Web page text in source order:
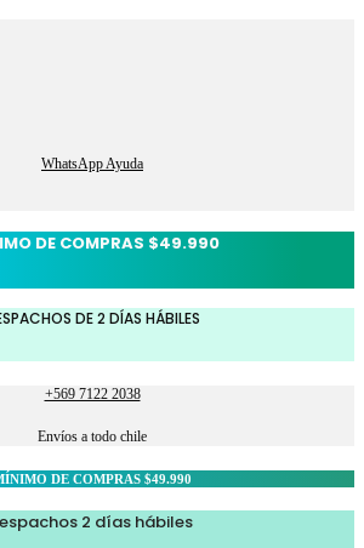
WhatsApp Ayuda
DE COMPRAS $49.990
DE 2 DÍAS HÁBILES
+569 7122 2038
Envíos a todo chile
DE COMPRAS $49.990
2 días hábiles